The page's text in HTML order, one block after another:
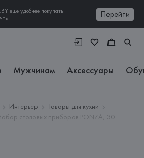
еще удобнее покупать
Перейти
Мужчинам Аксессуары
Интерьер
Товары для кухни
столовых приборов PONZA, 30